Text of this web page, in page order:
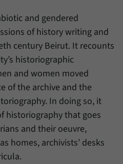
and gendered
of history writing and
century Beirut. It recounts
historiographic
and women moved
of the archive and the
In doing so, it
historiography that goes
and their oeuvre,
homes, archivists’ desks
Studien e.V.
Ihre Consent-
Unter anderem eine zufällig
für die historische Speicherung
Einstellungen, falls der
dies eingestellt hat.
Cookie können wir Informationen
unserer Internetseite
Beispiel die Besucher-ID.
anzeigen